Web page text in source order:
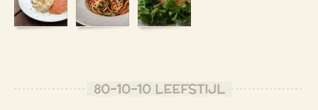
80-10-10 LEEFSTIJL